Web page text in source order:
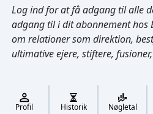
Cmd/Ctrl + K
Log indfor at få adgang til alle
adgang til i dit abonnement hos
om relationer som direktion,
ultimative ejere, stiftere,
Profil Historik Nøgletal